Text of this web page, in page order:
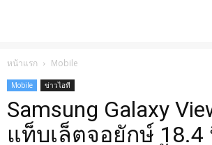
หน้าแรก Mobile
Mobile ข่าวไอที
Samsung Galaxy
แท็บเล็ตจอยักษ์ 18.4